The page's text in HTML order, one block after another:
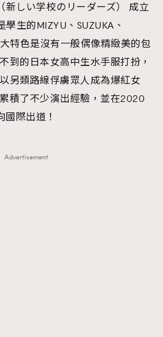
新しい学校のリーダーズ） 成立
生的MIZYU、SUZUKA、
特色是沒有一般偶像精緻美的包
到的日本女高中生水手服打扮，
另類路線俘虜眾人成為爆紅女
積了不少演出經驗，並在2020
際出道！
Advertisement